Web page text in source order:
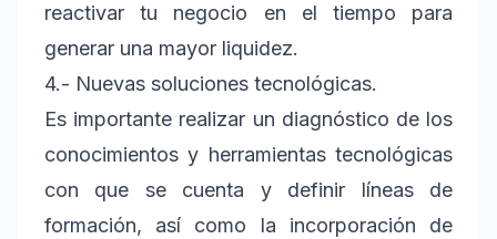
reactivar tu negocio en el tiempo para
generar una mayor liquidez.
4.- Nuevas soluciones tecnológicas.
Es importante realizar un diagnóstico de los
conocimientos y herramientas tecnológicas
con que se cuenta y definir líneas de
formación, así como la incorporación de